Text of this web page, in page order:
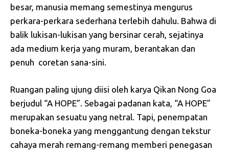
besar, manusia memang semestinya mengurus
perkara-perkara sederhana terlebih dahulu. Bahwa di
balik lukisan-lukisan yang bersinar cerah, sejatinya
ada medium kerja yang muram, berantakan dan
penuh coretan sana-sini.
Ruangan paling ujung diisi oleh karya Qikan Nong Goa
berjudul “A HOPE”. Sebagai padanan kata, “A HOPE”
merupakan sesuatu yang netral. Tapi, penempatan
boneka-boneka yang menggantung dengan tekstur
cahaya merah remang-remang memberi penegasan